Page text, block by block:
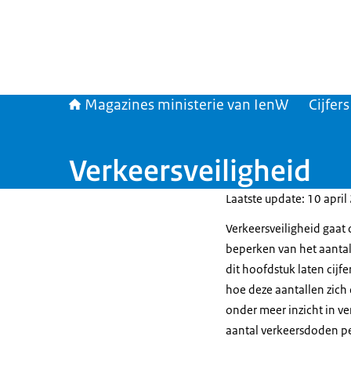
Magazines ministerie van IenW
Verkeersveiligheid
Laatste update: 10 april
Verkeersveiligheid
beperken van het
dit hoofdstuk laten
hoe deze aantallen
onder meer inzicht in
aantal verkeersdoden